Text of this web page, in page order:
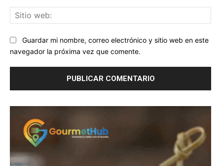
Guardar mi nombre, correo electrónico y sitio web en este
navegador la próxima vez que comente.